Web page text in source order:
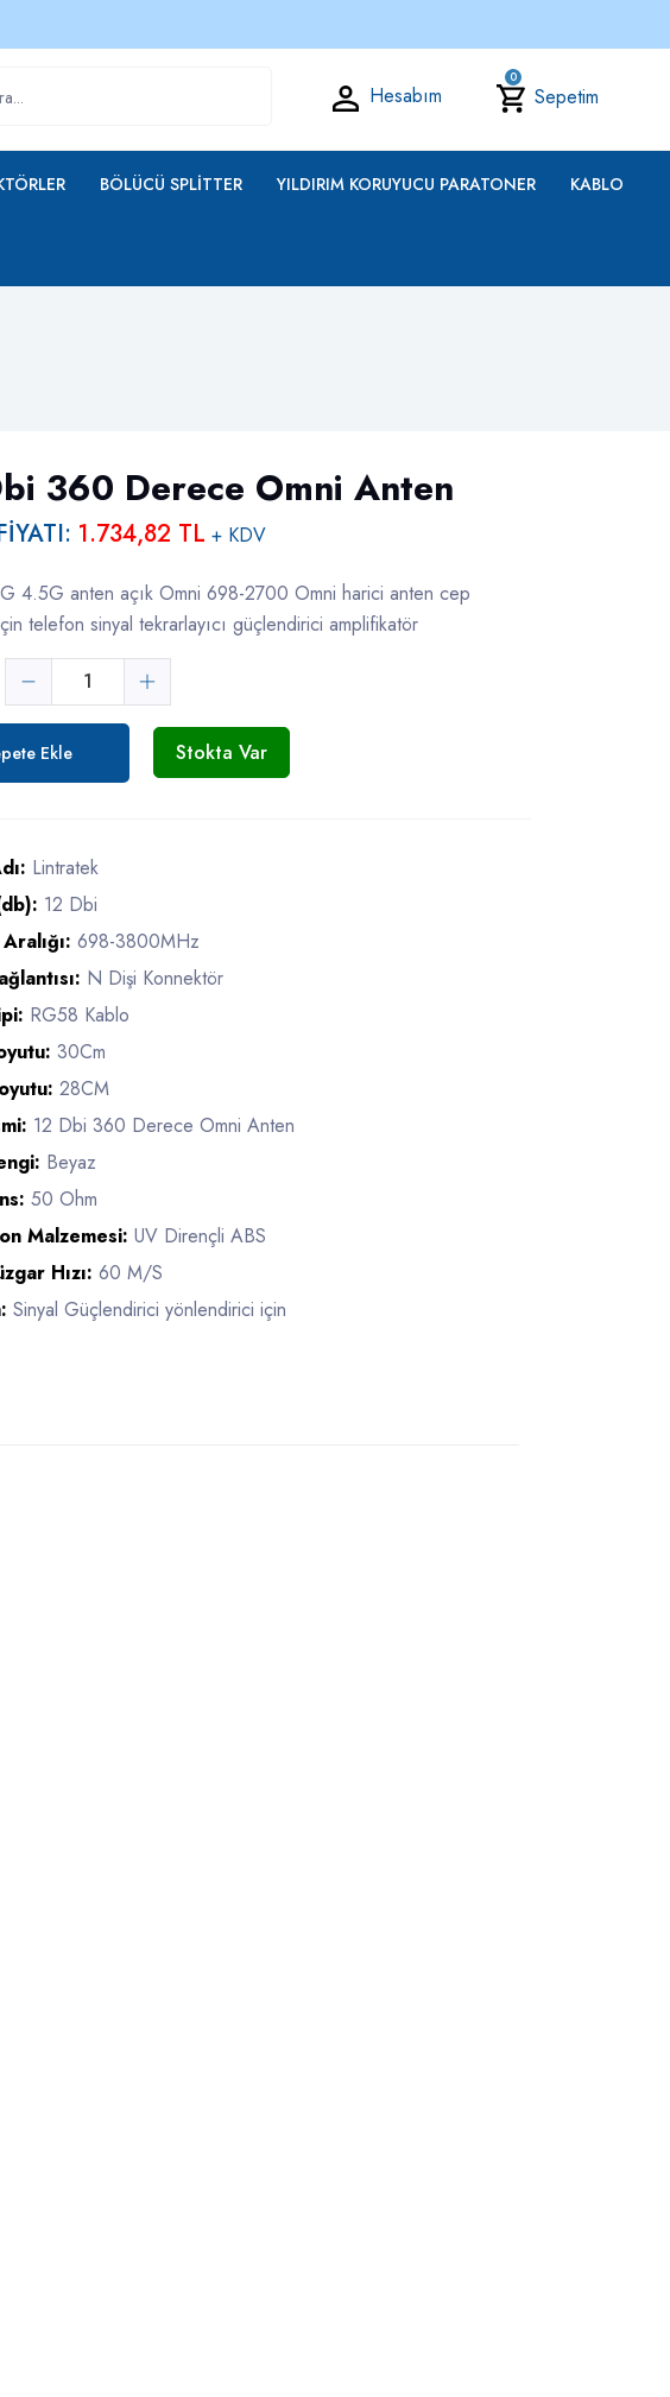
Hesabım Sepetim
0
BÖLÜCÜ SPLITTER YILDIRIM KORUYUCU PARATONER KABLO
360 Derece Omni Anten
1.734,82 TL + KDV
4.5G anten açık Omni 698-2700 Omni harici anten cep
telefon sinyal tekrarlayıcı güçlendirici amplifikatör
Ekle Stokta Var
Lintratek
12 Dbi
698-3800MHz
N Dişi Konnektör
RG58 Kablo
30Cm
28CM
12 Dbi 360 Derece Omni Anten
Beyaz
50 Ohm
Malzemesi: UV Dirençli ABS
Hızı: 60 M/S
Sinyal Güçlendirici yönlendirici için